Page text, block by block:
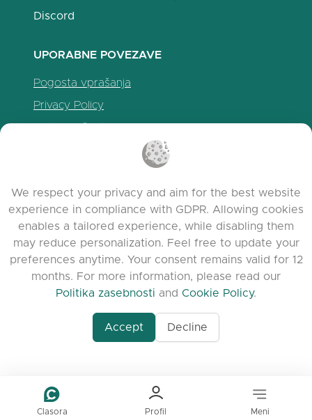
Clasora Profil Meni
Discord
UPORABNE POVEZAVE
Pogosta vprašanja
Privacy Policy
Agent-7/Maximizing-
of-education-
© 2026 clasora.com platform | Vse pravice
pridržane | Developed byC9 Group
We respect your privacy and aim for the best website
experience in compliance with GDPR. Allowing cookies
enables a tailored experience, while disabling them
may reduce personalization. Feel free to update your
preferences anytime. Your consent remains valid for 12
months. For more information, please read our
Politika zasebnosti and Cookie Policy.
Accept Decline